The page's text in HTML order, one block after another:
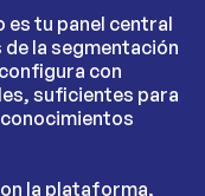
es tu panel central
la segmentación
con
suficientes para
la plataforma,